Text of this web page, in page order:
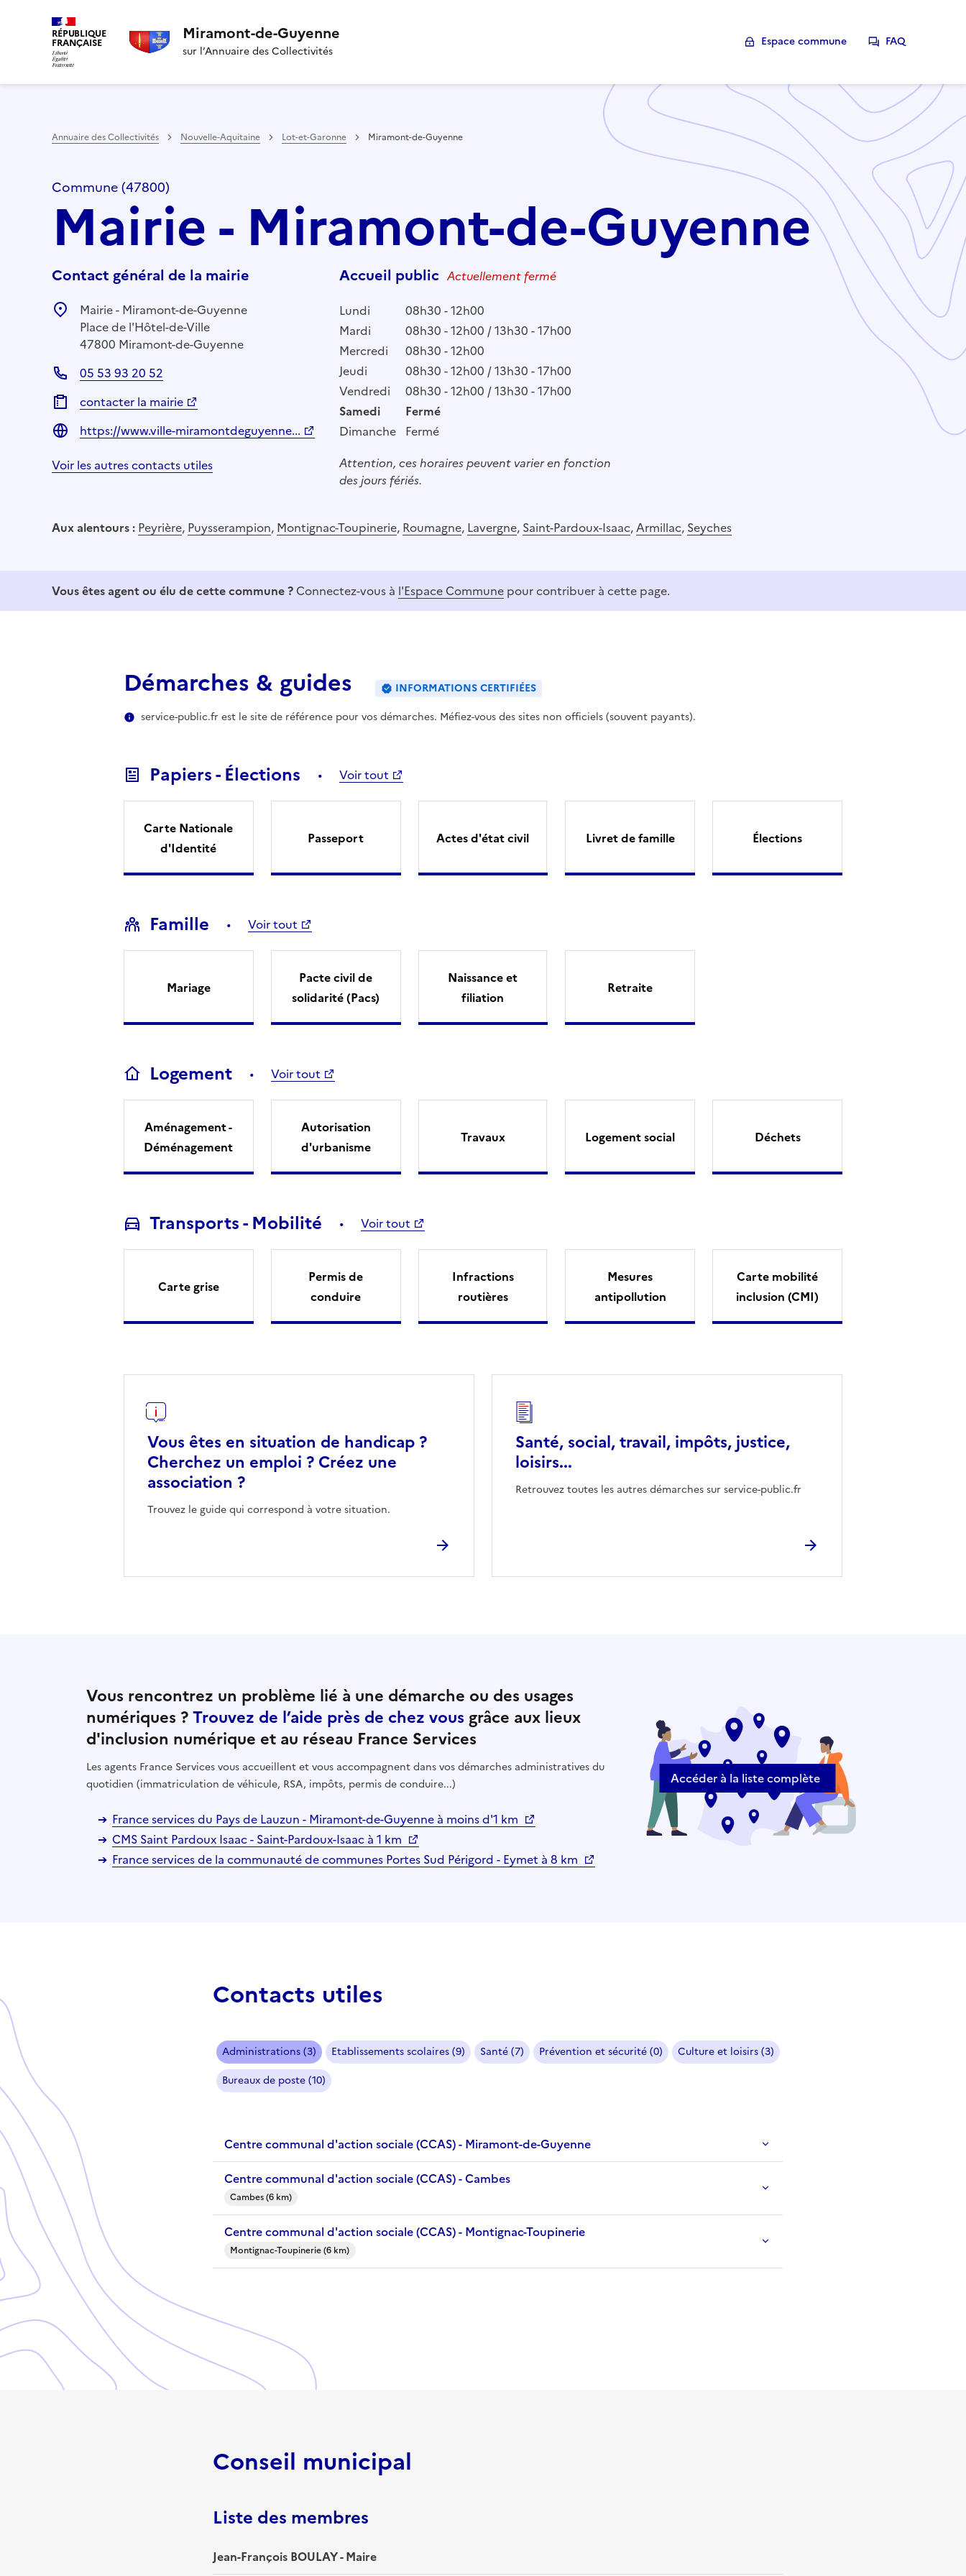
RÉPUBLIQUE
FRANÇAISE Miramont-de-Guyenne
sur l’Annuaire des Collectivités
Espace commune FAQ
Annuaire des Collectivités Nouvelle-Aquitaine Lot-et-Garonne Miramont-de-Guyenne
Commune (47800)
Mairie - Miramont-de-Guyenne
Contact général de la mairie
Mairie - Miramont-de-Guyenne
Place de l'Hôtel-de-Ville
47800 Miramont-de-Guyenne
05 53 93 20 52
contacter la mairie
https://www.ville-miramontdeguyenne...
Voir les autres contacts utiles
Accueil public Actuellement fermé
Lundi
08h30 - 12h00
Mardi
08h30 - 12h00 / 13h30 - 17h00
Mercredi
08h30 - 12h00
Jeudi
08h30 - 12h00 / 13h30 - 17h00
Vendredi
08h30 - 12h00 / 13h30 - 17h00
Samedi
Fermé
Dimanche Fermé
Attention, ces horaires peuvent varier en fonction
des jours fériés.
Aux alentours : Peyrière, Puysserampion, Montignac-Toupinerie, Roumagne, Lavergne, Saint-Pardoux-Isaac,Armillac, Seyches
Vous êtes agent ou élu de cette commune ? Connectez-vous à l'Espace Commune pour contribuer à cette page.
Démarches & guides
INFORMATIONS CERTIFIÉES
service-public.fr est le site de référence pour vos démarches. Méfiez-vous des sites non officiels (souvent payants).
Papiers - Élections Voir tout
Carte Nationale
d'Identité
Passeport Actes d'état civil Livret de famille Élections
Famille Voir tout
Mariage
Pacte civil de
solidarité (Pacs)
Naissance et
filiation
Retraite
Logement Voir tout
Aménagement -
Déménagement
Autorisation
d'urbanisme
Travaux Logement social Déchets
Transports - Mobilité Voir tout
Carte grise
Permis de
conduire
Infractions
routières
Mesures
antipollution
Carte mobilité
inclusion (CMI)
Vous êtes en situation de handicap ?
Cherchez un emploi ? Créez une
association ?
Trouvez le guide qui correspond à votre situation.
Santé, social, travail, impôts, justice,
loisirs...
Retrouvez toutes les autres démarches sur service-public.fr
Vous rencontrez un problème lié à une démarche ou des usages
numériques ?Trouvez de l’aide près de chez vous grâce aux lieux
d'inclusion numérique et au réseau France Services
Les agents France Services vous accueillent et vous accompagnent dans vos démarches administratives du
quotidien (immatriculation de véhicule, RSA, impôts, permis de conduire...)
France services du Pays de Lauzun - Miramont-de-Guyenne à moins d'1 km
CMS Saint Pardoux Isaac - Saint-Pardoux-Isaac à 1 km
France services de la communauté de communes Portes Sud Périgord - Eymet à 8 km
Accéder à la liste complète
Contacts utiles
Administrations (3) Etablissements scolaires (9) Santé (7) Prévention et sécurité (0)
Culture et loisirs (3)
Bureaux de poste (10)
Centre communal d'action sociale (CCAS) - Miramont-de-Guyenne
Centre communal d'action sociale (CCAS) - Cambes
Cambes (6 km)
Centre communal d'action sociale (CCAS) - Montignac-Toupinerie
Montignac-Toupinerie (6 km)
Conseil municipal
Liste des membres
Jean-François BOULAY - Maire